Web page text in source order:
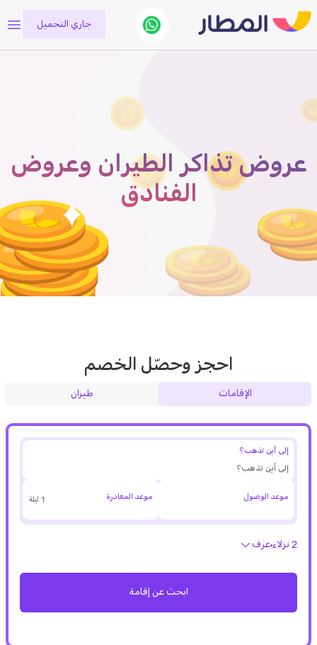
جاري التحميل
عروض تذاكر الطيران وعروض
الفنادق
احجز وحصّل الخصم
الإقامات طيران
إلى أين تذهب؟
موعد الوصول موعد المغادرة 1 ليلة
2 نزلاء غرف
ابحث عن إقامة